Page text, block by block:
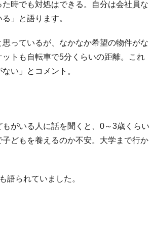
時でも対処はできる。自分は会社員な
」と語ります。
っているが、なかなか希望の物件がな
トも自転車で5分くらいの距離。これ
い」とコメント。
がいる人に話を聞くと、0～3歳くらい
どもを養えるのか不安。大学まで行か
語られていました。